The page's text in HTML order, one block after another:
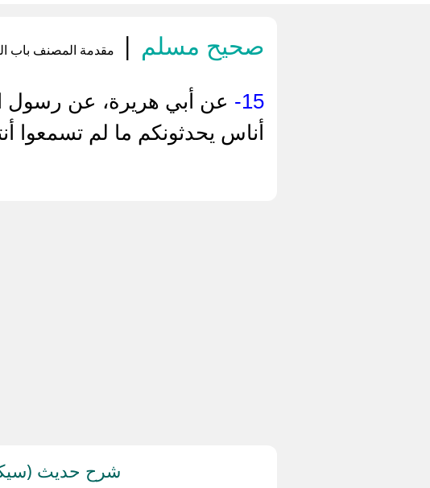
صحيح مسلم | مقدمة المصنف باب
15-
عن أبي هريرة، عن رسول
أناس يحدثونكم ما لم تسمعوا
شرح حديث